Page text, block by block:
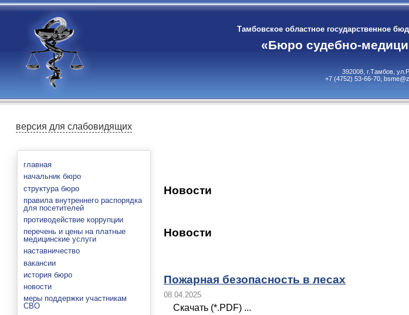
Тамбовское областное государственное
«Бюро судебно-
392008, г.Тамбов,
+7 (4752) 53-66-70,
версия для слабовидящих
главная
начальник бюро
структура бюро
правила внутреннего распорядка
для посетителей
противодействие коррупции
перечень и цены на платные
медицинские услуги
наставничество
вакансии
история бюро
новости
меры поддержки участникам
СВО
Новости
Новости
Пожарная безопасность в лесах
08.04.2025
Скачать (*.PDF) ...